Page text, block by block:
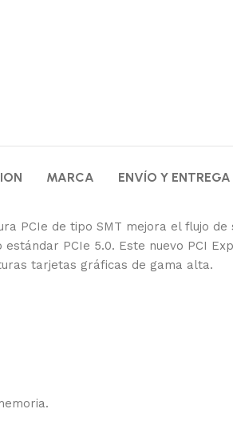
MARCA ENVÍO Y ENTREGA
PCIe de tipo SMT mejora el flujo
PCIe 5.0. Este nuevo PCI
tarjetas gráficas de gama alta.